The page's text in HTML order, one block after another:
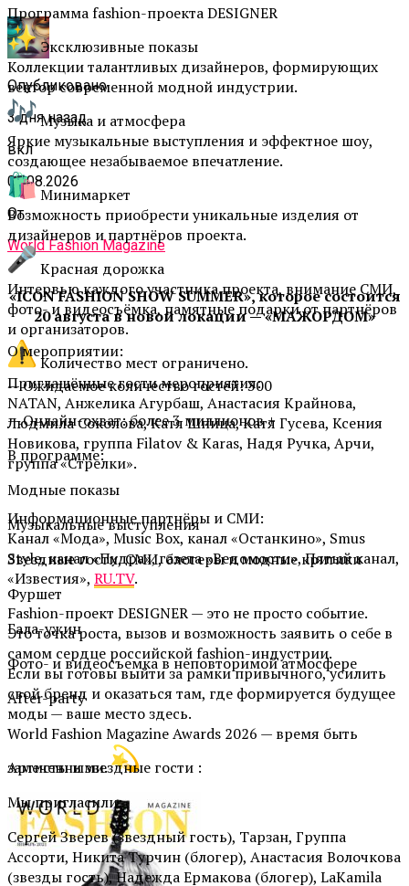
Программа fashion-проекта DESIGNER
Эксклюзивные показы
Коллекции талантливых дизайнеров, формирующих
вектор современной модной индустрии.
Музыка и атмосфера
Яркие музыкальные выступления и эффектное шоу,
создающее незабываемое впечатление.
Минимаркет
Возможность приобрести уникальные изделия от
дизайнеров и партнёров проекта.
Красная дорожка
Интервью каждого участника проекта, внимание СМИ,
фото- и видеосъёмка, памятные подарки от партнёров
и организаторов.
Количество мест ограничено.
Приглашённые гости мероприятия:
NATAN, Анжелика Агурбаш, Анастасия Крайнова,
Людмила Соколова, Катя Шпица, Катя Гусева, Ксения
Новикова, группа Filatov & Karas, Надя Ручка, Арчи,
группа «Стрелки».
Информационные партнёры и СМИ:
Канал «Мода», Music Box, канал «Останкино», Smus
Style, канал «Пудра», газета «Ведомости», Пятый канал,
«Известия», RU.TV.
Fashion-проект DESIGNER — это не просто событие.
Это точка роста, вызов и возможность заявить о себе в
самом сердце российской fashion-индустрии.
Если вы готовы выйти за рамки привычного, усилить
свой бренд и оказаться там, где формируется будущее
моды — ваше место здесь.
World Fashion Magazine Awards 2026 — время быть
замеченными.
Опубликовано
3 дня назад
вкл
02.08.2026
От
World Fashion Magazine
«ICON FASHION SHOW SUMMER», которое состоится
20 августа в новой локации — «МАЖОРДОМ»
О мероприятии:
— Ожидаемое количество гостей: 300
— Онлайн-охват: более 3 миллионов +
В программе:
Модные показы
Музыкальные выступления
Звездные гости, СМИ, блогеры и модные критики
Фуршет
Гала-ужин
Фото- и видеосъемка в неповторимой атмосфере
After-party
Артисты и звездные гости :
Мы пригласили:
Сергей Зверев (звездный гость), Тарзан, Группа
Ассорти, Никита Турчин (блогер), Анастасия Волочкова
(звезды гость), Надежда Ермакова (блогер), LaKamila